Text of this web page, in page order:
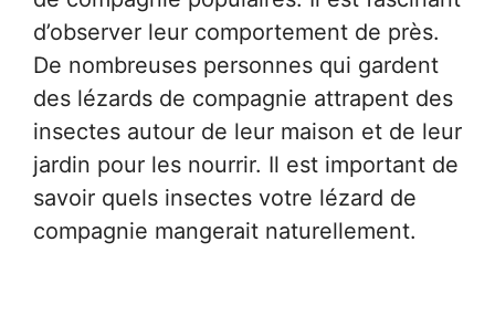
d’observer leur comportement de près.
De nombreuses personnes qui gardent
des lézards de compagnie attrapent des
insectes autour de leur maison et de leur
jardin pour les nourrir. Il est important de
savoir quels insectes votre lézard de
compagnie mangerait naturellement.